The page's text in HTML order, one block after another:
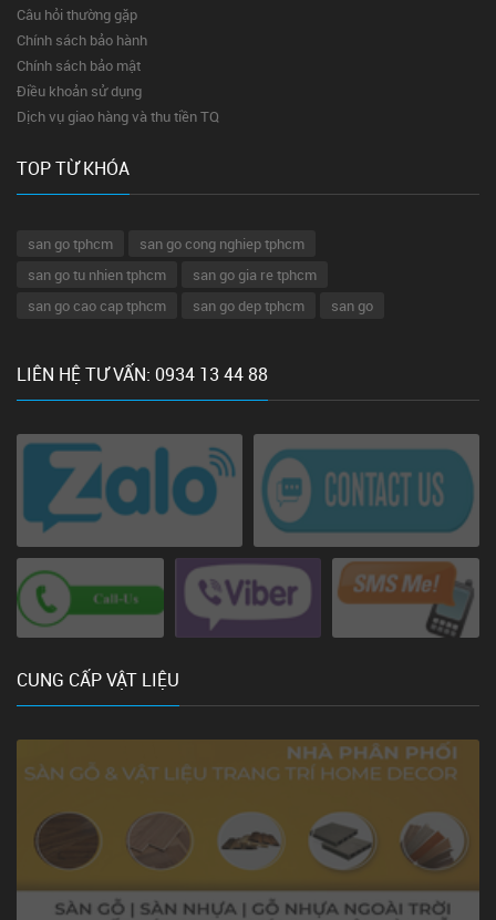
Câu hỏi thường gặp
Chính sách bảo hành
Chính sách bảo mật
Điều khoản sử dụng
Dịch vụ giao hàng và thu tiền TQ
TOP TỪ KHÓA
san go tphcm
san go cong nghiep tphcm
san go tu nhien tphcm
san go gia re tphcm
san go cao cap tphcm
san go dep tphcm san go
LIÊN HỆ TƯ VẤN: 0934 13 44 88
CUNG CẤP VẬT LIỆU